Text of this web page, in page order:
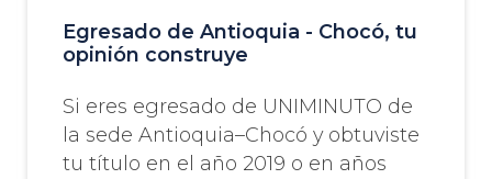
Egresado de Antioquia - Chocó, tu
opinión construye
Si eres egresado de UNIMINUTO de
la sede Antioquia–Chocó y obtuviste
tu título en el año 2019 o en años